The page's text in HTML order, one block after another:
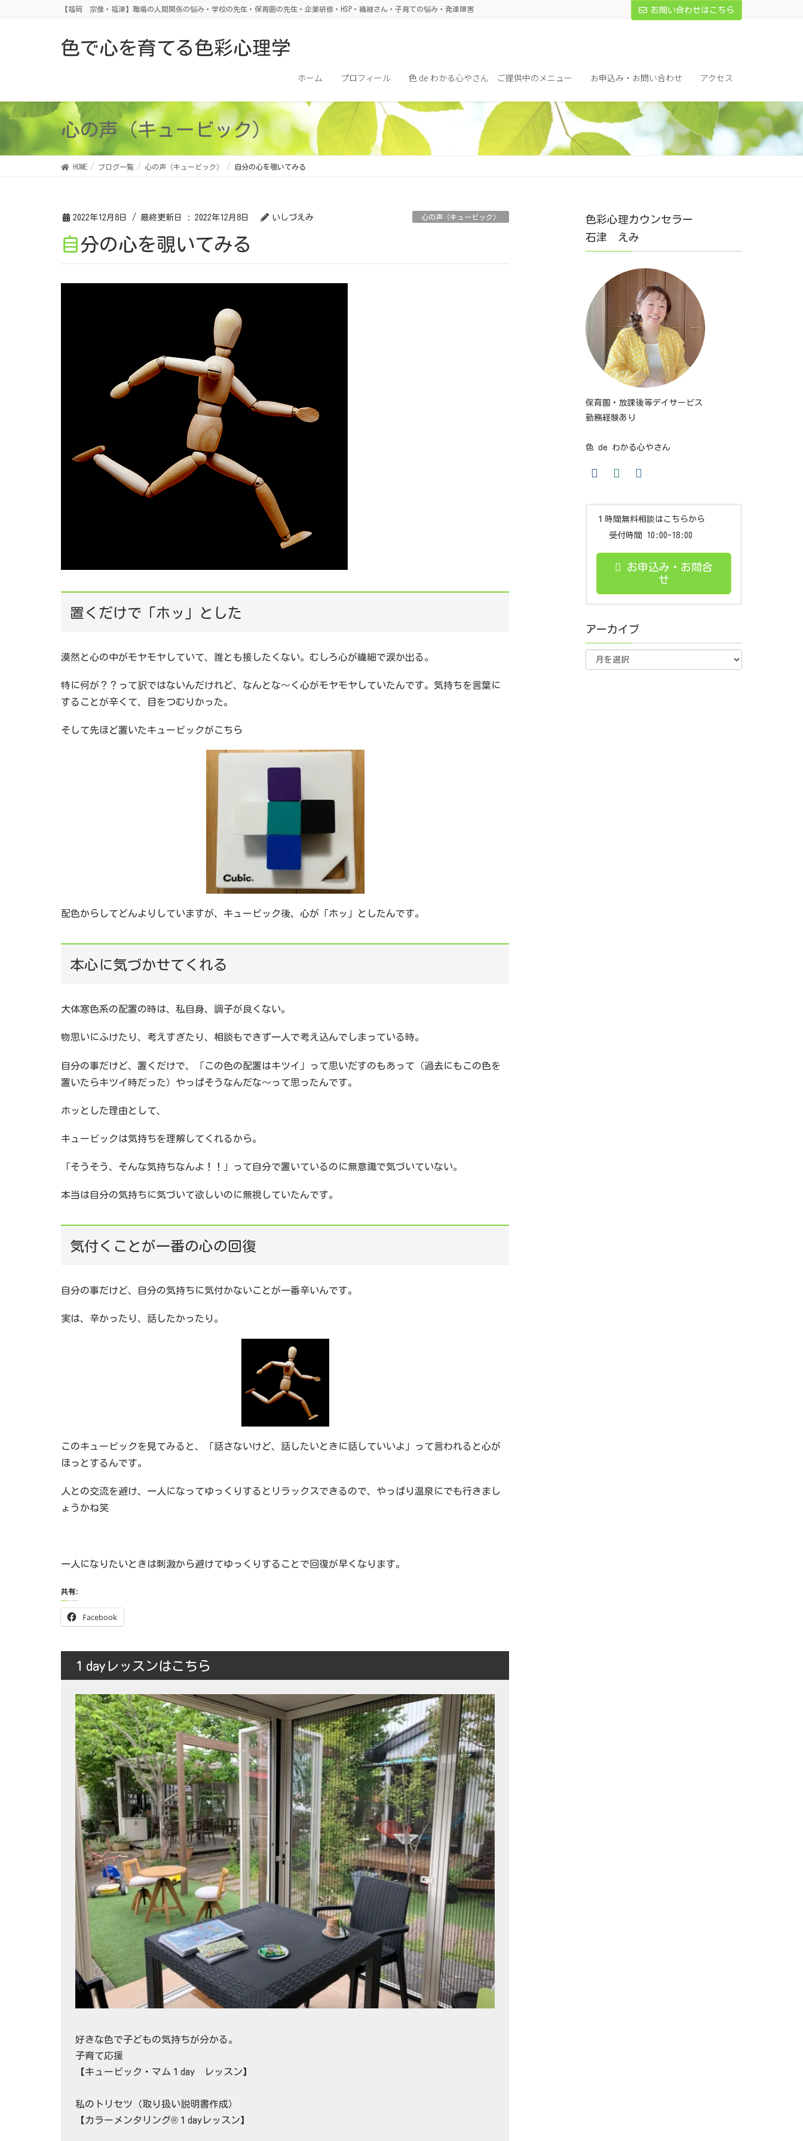
【福岡 宗像・福津】職場の人間関係の悩み・学校の先生・保育園の先生・企業研修・HSP・繊細さん・子育ての悩み・発達障害 お問い合わせはこちら
色で心を育てる色彩心理学
ホーム プロフィール 色 de わかる心やさん ご提供中のメニュー お申込み・お問い合わせ アクセス
心の声（キュービック）
HOME ブログ一覧 心の声（キュービック） 自分の心を覗いてみる
2022年12月8日 / 最終更新日 : 2022年12月8日 いしづえみ 心の声（キュービック）
自分の心を覗いてみる
置くだけで「ホッ」とした
漠然と心の中がモヤモヤしていて、誰とも接したくない。むしろ心が繊細で涙か出る。
特に何が？？って訳ではないんだけれど、なんとな～く心がモヤモヤしていたんです。気持ちを言葉に
することが辛くて、目をつむりかった。
そして先ほど置いたキュービックがこちら
配色からしてどんよりしていますが、キュービック後、心が「ホッ」としたんです。
本心に気づかせてくれる
大体寒色系の配置の時は、私自身、調子が良くない。
物思いにふけたり、考えすぎたり、相談もできず一人で考え込んでしまっている時。
自分の事だけど、置くだけで、「この色の配置はキツイ」って思いだすのもあって（過去にもこの色を
置いたらキツイ時だった）やっぱそうなんだな～って思ったんです。
ホッとした理由として、
キュービックは気持ちを理解してくれるから。
「そうそう、そんな気持ちなんよ！！」って自分で置いているのに無意識で気づいていない。
本当は自分の気持ちに気づいて欲しいのに無視していたんです。
気付くことが一番の心の回復
自分の事だけど、自分の気持ちに気付かないことが一番辛いんです。
実は、辛かったり、話したかったり。
このキュービックを見てみると、「話さないけど、話したいときに話していいよ」って言われると心が
ほっとするんです。
人との交流を避け、一人になってゆっくりするとリラックスできるので、やっぱり温泉にでも行きまし
ょうかね笑
一人になりたいときは刺激から避けてゆっくりすることで回復が早くなります。
共有:
Facebook
１dayレッスンはこちら
好きな色で子どもの気持ちが分かる。
子育て応援
【キュービック・マム１day レッスン】
私のトリセツ（取り扱い説明書作成）
【カラーメンタリング®１dayレッスン】
色彩心理カウンセラー
石津 えみ
保育園・放課後等デイサービス
勤務経験あり
色 de わかる心やさん
１時間無料相談はこちらから
受付時間 10:00-18:00
お申込み・お問合
せ
アーカイブ